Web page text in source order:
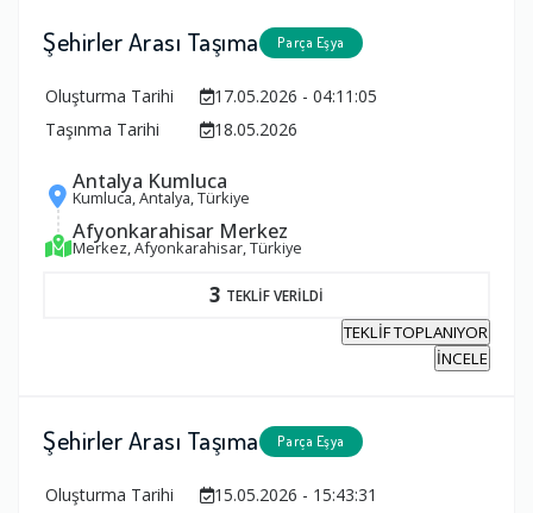
Şehirler Arası Taşıma Parça Eşya
Oluşturma Tarihi
17.05.2026 - 04:11:05
Taşınma Tarihi
18.05.2026
Antalya Kumluca
Kumluca, Antalya, Türkiye
Afyonkarahisar Merkez
Merkez, Afyonkarahisar, Türkiye
3 TEKLİF VERİLDİ
TEKLİF TOPLANIYOR
İNCELE
Şehirler Arası Taşıma Parça Eşya
Oluşturma Tarihi
15.05.2026 - 15:43:31